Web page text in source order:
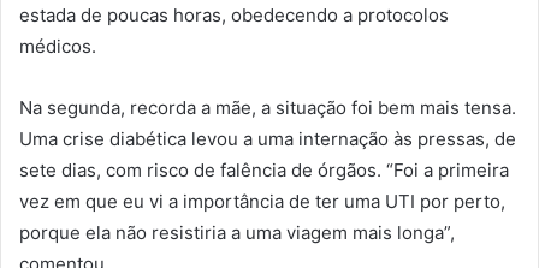
estada de poucas horas, obedecendo a protocolos
médicos.
Na segunda, recorda a mãe, a situação foi bem mais tensa.
Uma crise diabética levou a uma internação às pressas, de
sete dias, com risco de falência de órgãos. “Foi a primeira
vez em que eu vi a importância de ter uma UTI por perto,
porque ela não resistiria a uma viagem mais longa”,
comentou.